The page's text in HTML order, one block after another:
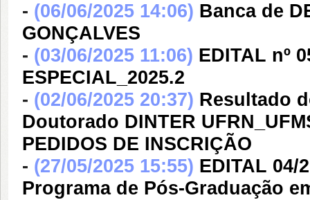
- (06/06/2025 14:06) Banca de
GONÇALVES
- (03/06/2025 11:06) EDITAL nº
ESPECIAL_2025.2
- (02/06/2025 20:37) Resultado
Doutorado DINTER
PEDIDOS DE INSCRIÇÃO
- (27/05/2025 15:55) EDITAL 04/
Programa de Pós-Graduação